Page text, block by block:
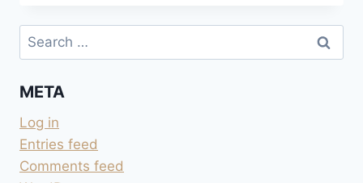
LÖSEN
Search
for:
META
Log in
Entries feed
Comments feed